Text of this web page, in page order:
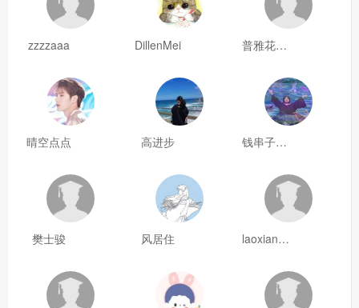
zzzzaaa DillenMei 普雅花qya
晴空点点 高进步 钱串子123
樊士骏 风居住 laoxianrou